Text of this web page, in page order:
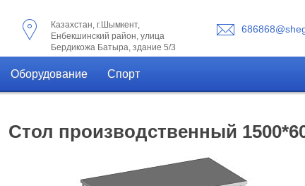
Казахстан, г.Шымкент,
Енбекшинский район, улица
Бердикожа Батыра, здание 5/3
Оборудование Спорт
Стол производственный